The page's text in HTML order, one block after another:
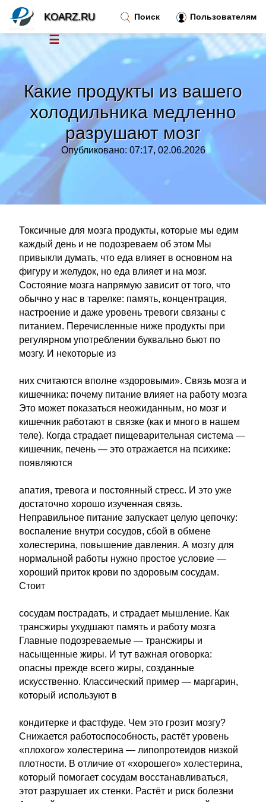
Какие продукты из вашего
холодильника медленно
разрушают мозг
Опубликовано: 07:17, 02.06.2026
Токсичные для мозга продукты, которые мы едим
каждый день и не подозреваем об этом Мы
привыкли думать, что еда влияет в основном на
фигуру и желудок, но еда влияет и на мозг.
Состояние мозга напрямую зависит от того, что
обычно у нас в тарелке: память, концентрация,
настроение и даже уровень тревоги связаны с
питанием. Перечисленные ниже продукты при
регулярном употреблении буквально бьют по
мозгу. И некоторые из
них считаются вполне «здоровыми». Связь мозга и
кишечника: почему питание влияет на работу мозга
Это может показаться неожиданным, но мозг и
кишечник работают в связке (как и много в нашем
теле). Когда страдает пищеварительная система —
кишечник, печень — это отражается на психике:
появляются
апатия, тревога и постоянный стресс. И это уже
достаточно хорошо изученная связь.
Неправильное питание запускает целую цепочку:
воспаление внутри сосудов, сбой в обмене
холестерина, повышение давления. А мозгу для
нормальной работы нужно простое условие —
хороший приток крови по здоровым сосудам.
Стоит
сосудам пострадать, и страдает мышление. Как
трансжиры ухудшают память и работу мозга
Главные подозреваемые — трансжиры и
насыщенные жиры. И тут важная оговорка:
опасны прежде всего жиры, созданные
искусственно. Классический пример — маргарин,
который используют в
кондитерке и фастфуде. Чем это грозит мозгу?
Снижается работоспособность, растёт уровень
«плохого» холестерина — липопротеидов низкой
плотности. В отличие от «хорошего» холестерина,
который помогает сосудам восстанавливаться,
этот разрушает их стенки. Растёт и риск болезни
Поиск Пользователям
KOARZ.RU
☰
Новости
Тренды новостей»
»
Правила »
Контакт»